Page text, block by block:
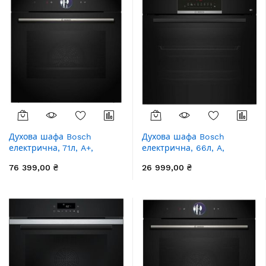
Духова шафа Bosch
електрична, 71л, A+,
чорний
76 399,00 ₴
Духова шафа Bosch
електрична, 66л, A,
чорний
26 999,00 ₴